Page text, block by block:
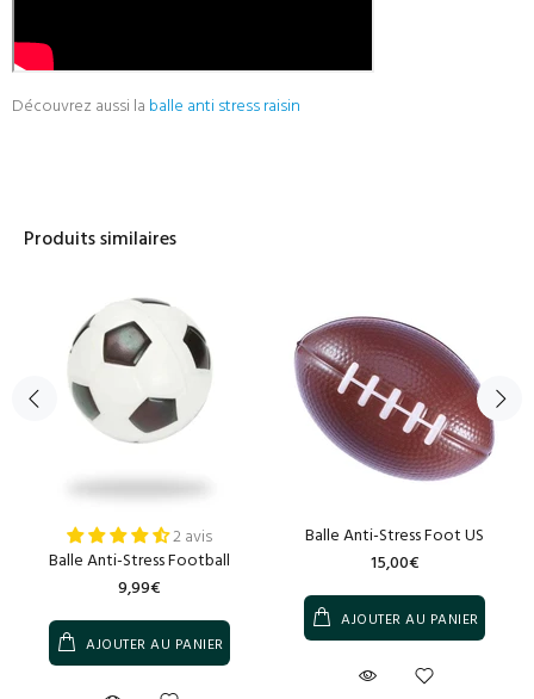
Découvrez aussi la balle anti stress raisin
Produits similaires
2 avis
Balle Anti-Stress Football
9,99€
AJOUTER AU PANIER
Balle Anti-Stress Foot US
15,00€
AJOUTER AU PANIER